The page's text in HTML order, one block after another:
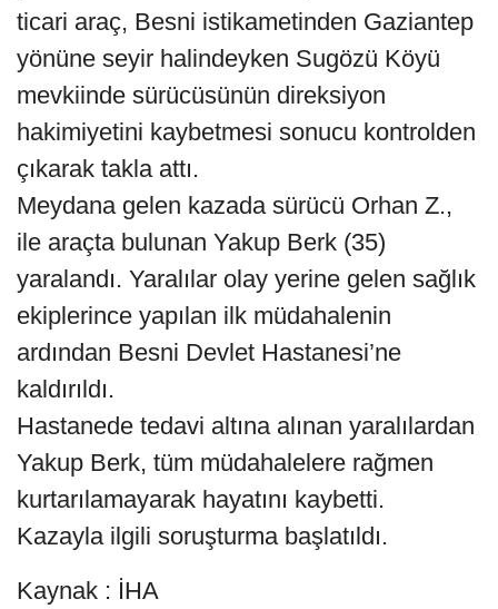
ticari araç, Besni istikametinden Gaziantep
yönüne seyir halindeyken Sugözü Köyü
mevkiinde sürücüsünün direksiyon
hakimiyetini kaybetmesi sonucu kontrolden
çıkarak takla attı.
Meydana gelen kazada sürücü Orhan Z.,
ile araçta bulunan Yakup Berk (35)
yaralandı. Yaralılar olay yerine gelen sağlık
ekiplerince yapılan ilk müdahalenin
ardından Besni Devlet Hastanesi’ne
kaldırıldı.
Hastanede tedavi altına alınan yaralılardan
Yakup Berk, tüm müdahalelere rağmen
kurtarılamayarak hayatını kaybetti.
Kazayla ilgili soruşturma başlatıldı.
Kaynak : İHA